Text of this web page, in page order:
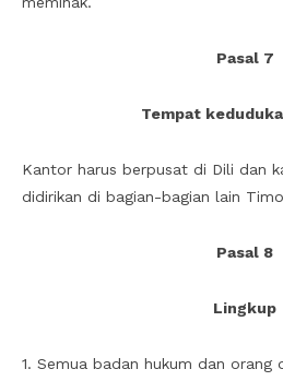
Pasal 7
Tempat
Kantor harus berpusat di Dili dan
didirikan di bagian-bagian lain
Pasal 8
Lingkup
1. Semua badan hukum dan orang